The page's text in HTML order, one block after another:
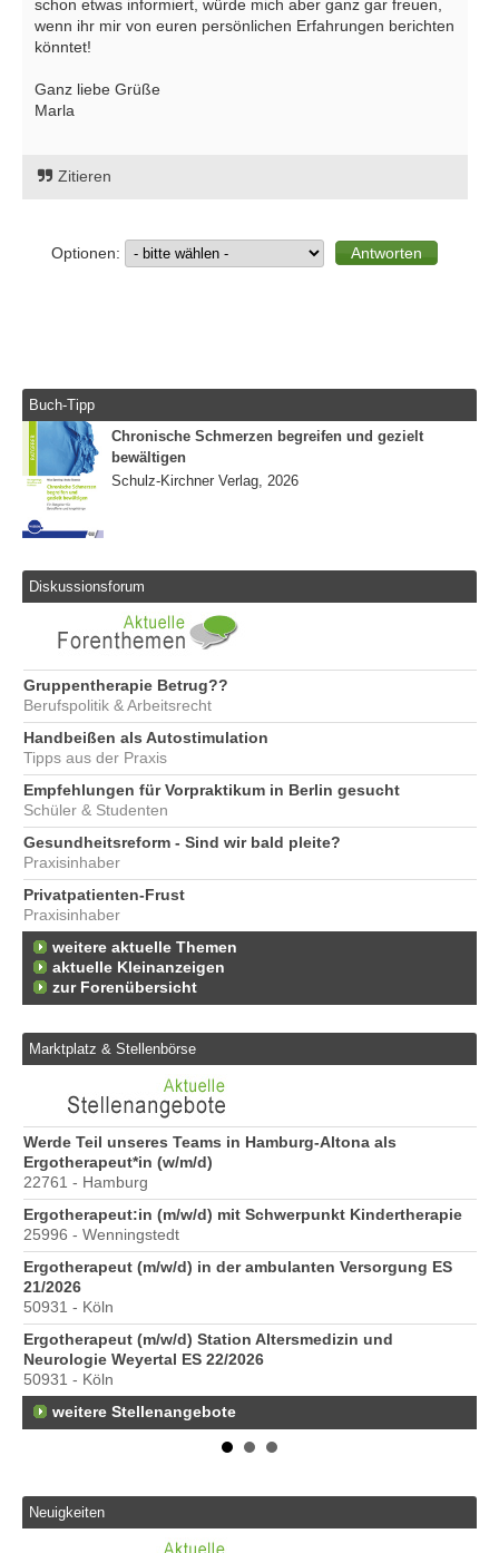
schon etwas informiert, würde mich aber ganz gar freuen,
wenn ihr mir von euren persönlichen Erfahrungen berichten
könntet!
Ganz liebe Grüße
Marla
Zitieren
Optionen:
Buch-Tipp
Chronische Schmerzen begreifen und gezielt
bewältigen
Schulz-Kirchner Verlag, 2026
Diskussionsforum
Gruppentherapie Betrug??
Berufspolitik & Arbeitsrecht
Handbeißen als Autostimulation
Tipps aus der Praxis
Empfehlungen für Vorpraktikum in Berlin gesucht
Schüler & Studenten
Gesundheitsreform - Sind wir bald pleite?
Praxisinhaber
Privatpatienten-Frust
Praxisinhaber
weitere aktuelle Themen
aktuelle Kleinanzeigen
zur Forenübersicht
Marktplatz & Stellenbörse
Werde Teil unseres Teams in Hamburg-Altona als
Ergotherapeut*in (w/m/d)
22761 - Hamburg
Ergotherapeut:in (m/w/d) mit Schwerpunkt Kindertherapie
25996 - Wenningstedt
Ergotherapeut (m/w/d) in der ambulanten Versorgung ES
21/2026
50931 - Köln
Ergotherapeut (m/w/d) Station Altersmedizin und
Neurologie Weyertal ES 22/2026
50931 - Köln
weitere Stellenangebote
Neuigkeiten